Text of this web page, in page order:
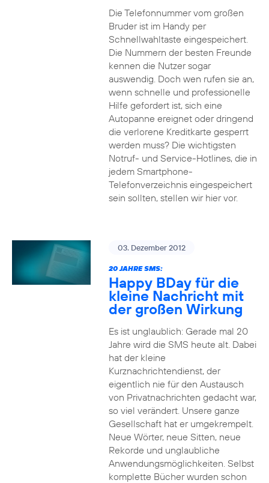
Die Telefonnummer vom großen
Bruder ist im Handy per
Schnellwahltaste eingespeichert.
Die Nummern der besten Freunde
kennen die Nutzer sogar
auswendig. Doch wen rufen sie an,
wenn schnelle und professionelle
Hilfe gefordert ist, sich eine
Autopanne ereignet oder dringend
die verlorene Kreditkarte gesperrt
werden muss? Die wichtigsten
Notruf- und Service-Hotlines, die in
jedem Smartphone-
Telefonverzeichnis eingespeichert
sein sollten, stellen wir hier vor.
03. Dezember 2012
20 JAHRE SMS:
Happy BDay für die
kleine Nachricht mit
der großen Wirkung
Es ist unglaublich: Gerade mal 20
Jahre wird die SMS heute alt. Dabei
hat der kleine
Kurznachrichtendienst, der
eigentlich nie für den Austausch
von Privatnachrichten gedacht war,
so viel verändert. Unsere ganze
Gesellschaft hat er umgekrempelt.
Neue Wörter, neue Sitten, neue
Rekorde und unglaubliche
Anwendungsmöglichkeiten. Selbst
komplette Bücher wurden schon